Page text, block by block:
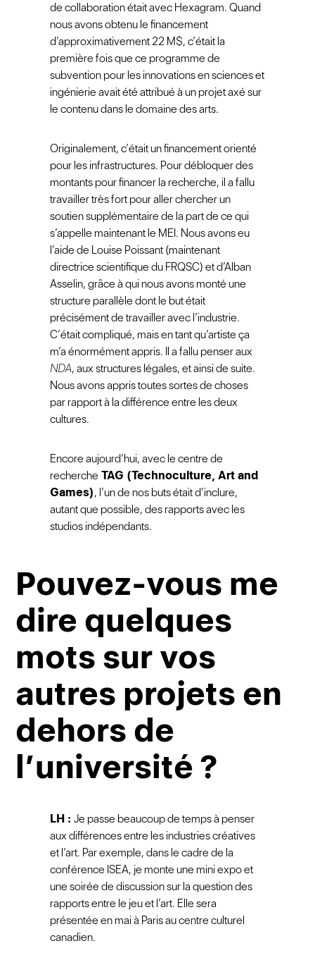
de collaboration était avec Hexagram. Quand
nous avons obtenu le financement
d’approximativement 22 M$, c’était la
première fois que ce programme de
subvention pour les innovations en sciences et
ingénierie avait été attribué à un projet axé sur
le contenu dans le domaine des arts.
Originalement, c’était un financement orienté
pour les infrastructures. Pour débloquer des
montants pour financer la recherche, il a fallu
travailler très fort pour aller chercher un
soutien supplémentaire de la part de ce qui
s’appelle maintenant le MEI. Nous avons eu
l’aide de Louise Poissant (maintenant
directrice scientifique du FRQSC) et d’Alban
Asselin, grâce à qui nous avons monté une
structure parallèle dont le but était
précisément de travailler avec l’industrie.
C’était compliqué, mais en tant qu’artiste ça
m’a énormément appris. Il a fallu penser aux
NDA, aux structures légales, et ainsi de suite.
Nous avons appris toutes sortes de choses
par rapport à la différence entre les deux
cultures.
Encore aujourd’hui, avec le centre de
recherche TAG (Technoculture, Art and
Games), l’un de nos buts était d’inclure,
autant que possible, des rapports avec les
studios indépendants.
Pouvez-vous me
dire quelques
mots sur vos
autres projets en
dehors de
l’université ?
LH : Je passe beaucoup de temps à penser
aux différences entre les industries créatives
et l’art. Par exemple, dans le cadre de la
conférence ISEA, je monte une mini expo et
une soirée de discussion sur la question des
rapports entre le jeu et l’art. Elle sera
présentée en mai à Paris au centre culturel
canadien.